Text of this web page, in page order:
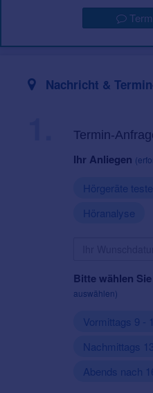
Nachricht &
Termin-
Ihr Anliegen
Hörgeräte
Höranalyse
Bitte wählen
auswählen)
Vormittags 9 -
Nachmittags
Abends nach